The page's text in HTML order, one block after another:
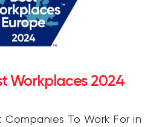
Workplaces 2024
Companies To Work For in